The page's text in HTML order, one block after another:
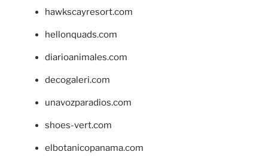
hawkscayresort.com
hellonquads.com
diarioanimales.com
decogaleri.com
unavozparadios.com
shoes-vert.com
elbotanicopanama.com